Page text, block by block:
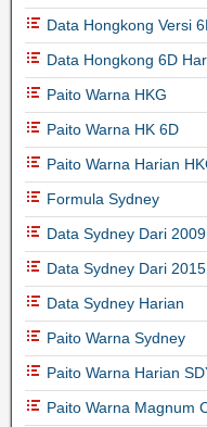
Data Hongkong Versi
Data Hongkong 6D
Paito Warna HKG
Paito Warna HK 6D
Paito Warna Harian
Formula Sydney
Data Sydney Dari 2009
Data Sydney Dari 2015
Data Sydney Harian
Paito Warna Sydney
Paito Warna Harian
Paito Warna Magnum